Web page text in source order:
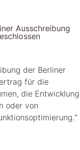
Ausschreibung
der Berliner
für die
die Entwicklung
oder von